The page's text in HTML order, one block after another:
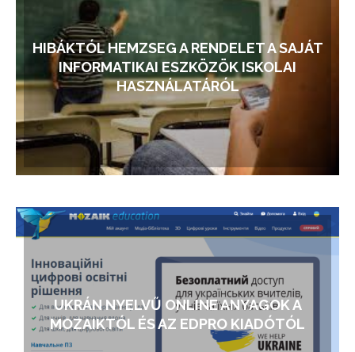
HIBÁKTÓL HEMZSEG A RENDELET A SAJÁT
INFORMATIKAI ESZKÖZÖK ISKOLAI
HASZNÁLATÁRÓL
UKRÁN NYELVŰ ONLINE ANYAGOK A
MOZAIKTÓL ÉS AZ EDPRO KIADÓTÓL